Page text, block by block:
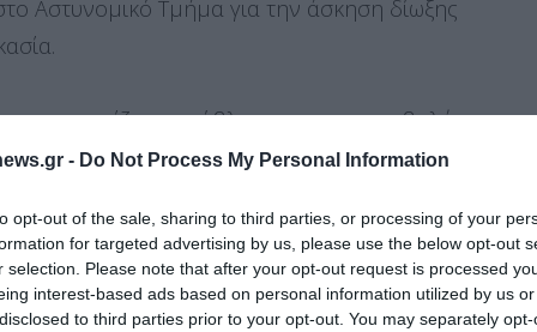
- Do Not Process My Personal Information
opt-out of the sale, sharing to third parties, or processing of your
for targeted advertising by us, please use the below opt-out
selection. Please note that after your opt-out request is processed
interest-based ads based on personal information utilized by us
to third parties prior to your opt-out. You may separately
Αστυνομικό Τμήμα για την άσκηση δίωξης
πρόβλημα με την καταβολή του
οι εργοδότες, να έρθουν άμεσα σε επαφή